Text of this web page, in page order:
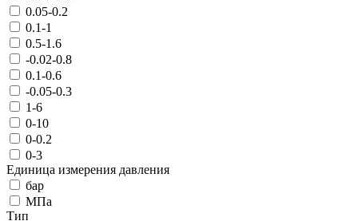
0.05-0.2
0.1-1
0.5-1.6
-0.02-0.8
0.1-0.6
-0.05-0.3
1-6
0-10
0-0.2
0-3
Единица измерения давления
бар
МПа
Тип